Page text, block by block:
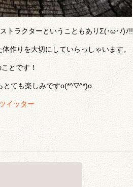
トラクターということもありΣ(･ω･ﾉ)ﾉ!!
作りを大切にしていらっしゃいます。
とです！
とても楽しみですo(*^▽^*)o
ツイッター